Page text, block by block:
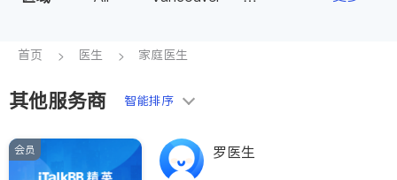
会计师 建筑装修
医生-其它
医美
Surrey
Coquitlam
Port Coquitlam
New Westminster
Langley
Port Moody
首页 医生 家庭医生
其他服务商 智能排序
会员 罗医生